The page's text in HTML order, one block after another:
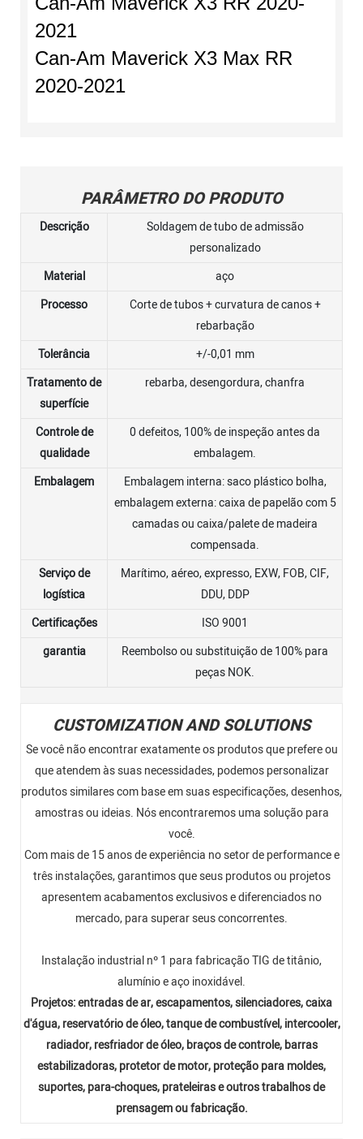
2021
Can-Am Maverick X3 Max RR
2020-2021
PARÂMETRO DO PRODUTO
Descrição
Soldagem de tubo de admissão
personalizado
Material
aço
Processo
Corte de tubos + curvatura de canos +
rebarbação
Tolerância
+/-0,01 mm
Tratamento de
superfície
rebarba, desengordura, chanfra
Controle de
qualidade
0 defeitos, 100% de inspeção antes da
embalagem.
Embalagem
Embalagem interna: saco plástico bolha,
embalagem externa: caixa de papelão com 5
camadas ou caixa/palete de madeira
compensada.
Serviço de
logística
Marítimo, aéreo, expresso, EXW, FOB, CIF,
DDU, DDP
Certificações
ISO 9001
garantia
Reembolso ou substituição de 100% para
peças NOK.
CUSTOMIZATION AND SOLUTIONS
Se você não encontrar exatamente os produtos que prefere ou
que atendem às suas necessidades, podemos personalizar
produtos similares com base em suas especificações, desenhos,
amostras ou ideias. Nós encontraremos uma solução para
você.
Com mais de 15 anos de experiência no setor de performance e
três instalações, garantimos que seus produtos ou projetos
apresentem acabamentos exclusivos e diferenciados no
mercado, para superar seus concorrentes.
Instalação industrial nº 1 para fabricação TIG de titânio,
alumínio e aço inoxidável.
Projetos: entradas de ar, escapamentos, silenciadores, caixa
d'água, reservatório de óleo, tanque de combustível, intercooler,
radiador, resfriador de óleo, braços de controle, barras
estabilizadoras, protetor de motor, proteção para moldes,
suportes, para-choques, prateleiras e outros trabalhos de
prensagem ou fabricação.